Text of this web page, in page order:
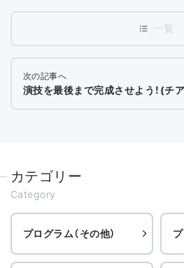
次の記事へ
演技を最後まで完成させよう！(チ
カテゴリー
Category
プログラム（その他）